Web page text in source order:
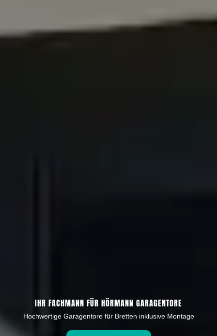
IHR FACHMANN FÜR HÖRMANN GARAGENTORE
Hochwertige Garagentore für Bretten inklusive Montage